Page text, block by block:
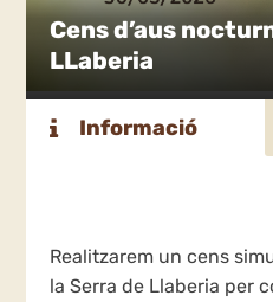
Cens d’aus
LLaberia
Informació
Realitzarem un cens
la Serra de Llaberia per